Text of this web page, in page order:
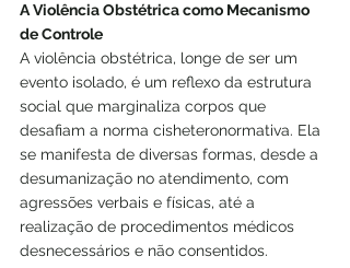
A Violência Obstétrica como Mecanismo
de Controle
A violência obstétrica, longe de ser um
evento isolado, é um reflexo da estrutura
social que marginaliza corpos que
desafiam a norma cisheteronormativa. Ela
se manifesta de diversas formas, desde a
desumanização no atendimento, com
agressões verbais e físicas, até a
realização de procedimentos médicos
desnecessários e não consentidos.